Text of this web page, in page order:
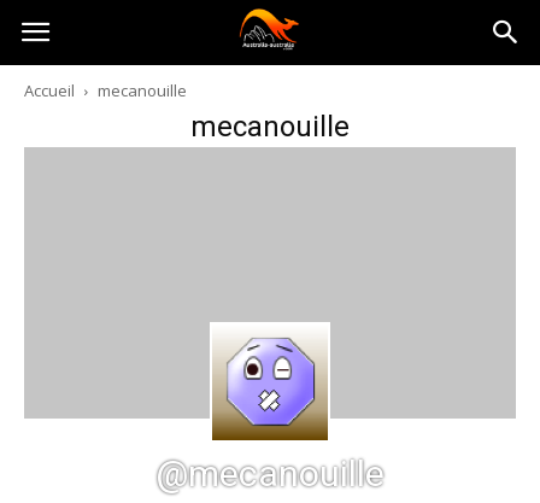
Australia-
australie.com
Accueil mecanouille
mecanouille
@mecanouille